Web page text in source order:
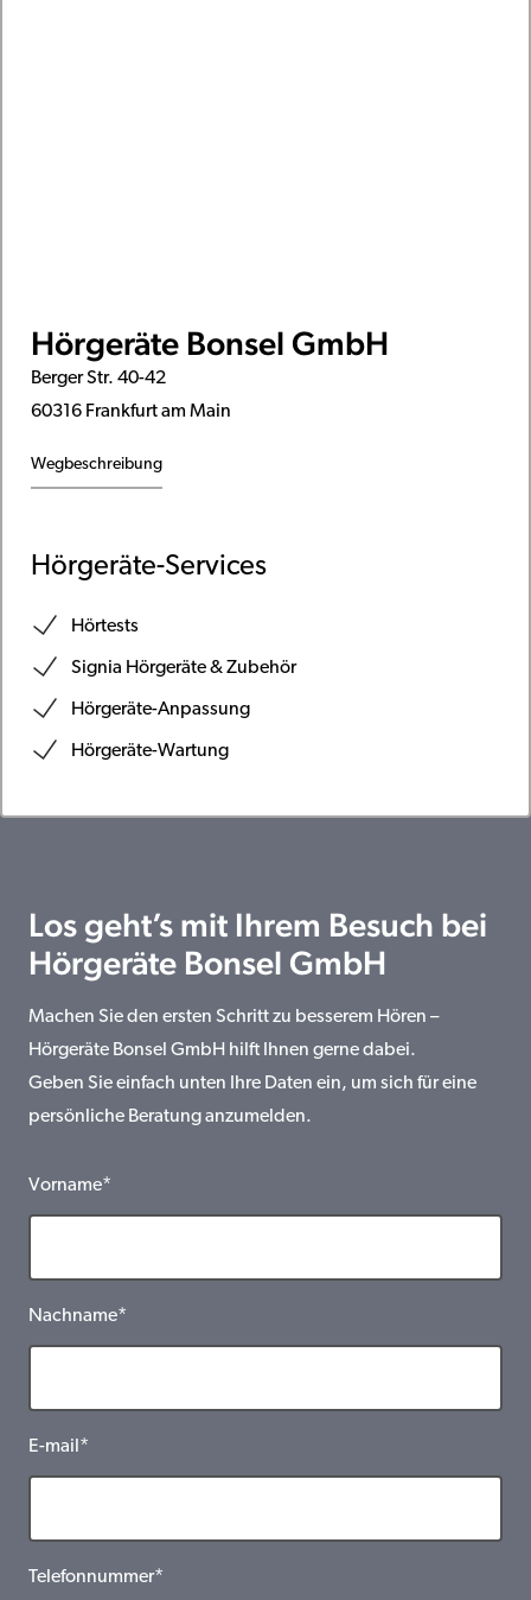
Hörgeräte Bonsel GmbH
Berger Str. 40-42
60316 Frankfurt am Main
Wegbeschreibung
Hörgeräte-Services
Hörtests
Signia Hörgeräte & Zubehör
Hörgeräte-Anpassung
Hörgeräte-Wartung
Los geht’s mit Ihrem Besuch bei
Hörgeräte Bonsel GmbH
Machen Sie den ersten Schritt zu besserem Hören –
Hörgeräte Bonsel GmbH hilft Ihnen gerne dabei.
Geben Sie einfach unten Ihre Daten ein, um sich für eine
persönliche Beratung anzumelden.
Vorname*
Nachname*
E-mail*
Telefonnummer*